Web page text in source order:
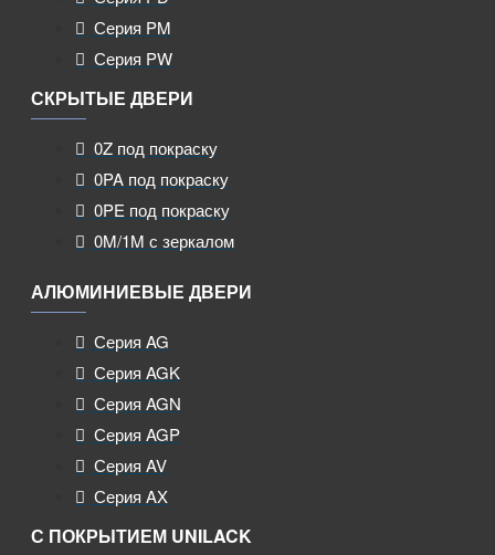
Серия PM
Серия PW
СКРЫТЫЕ ДВЕРИ
0Z под покраску
0PA под покраску
0PE под покраску
0M/1M с зеркалом
АЛЮМИНИЕВЫЕ ДВЕРИ
Серия AG
Серия AGK
Серия AGN
Серия AGP
Серия AV
Серия AX
С ПОКРЫТИЕМ UNILACK